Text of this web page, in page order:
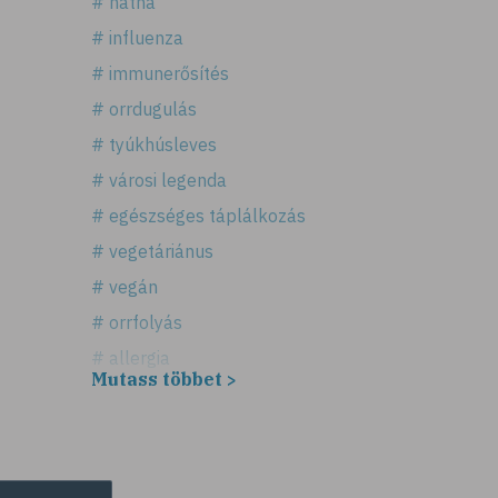
# influenza
# immunerősítés
# orrdugulás
# tyúkhúsleves
# városi legenda
# egészséges táplálkozás
# vegetáriánus
# vegán
# orrfolyás
# allergia
Mutass többet >